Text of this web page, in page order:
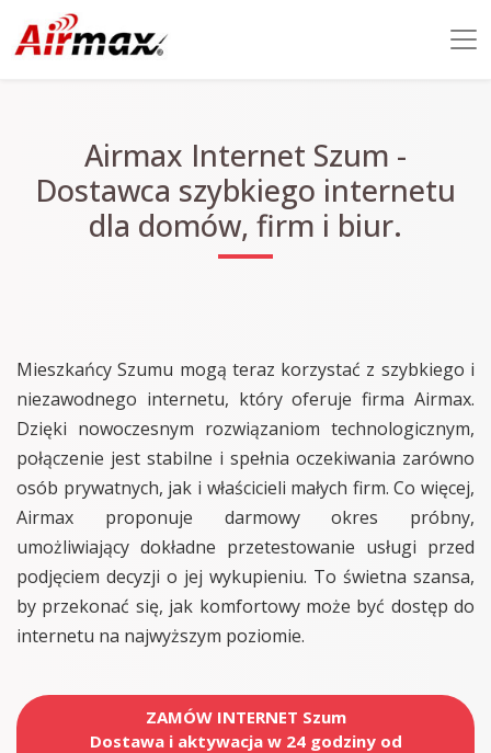
Airmax Internet Szum -
Dostawca szybkiego internetu
dla domów, firm i biur.
Mieszkańcy Szumu mogą teraz korzystać z szybkiego i
niezawodnego internetu, który oferuje firma Airmax.
Dzięki nowoczesnym rozwiązaniom technologicznym,
połączenie jest stabilne i spełnia oczekiwania zarówno
osób prywatnych, jak i właścicieli małych firm. Co więcej,
Airmax proponuje darmowy okres próbny,
umożliwiający dokładne przetestowanie usługi przed
podjęciem decyzji o jej wykupieniu. To świetna szansa,
by przekonać się, jak komfortowy może być dostęp do
internetu na najwyższym poziomie.
ZAMÓW INTERNET Szum
Dostawa i aktywacja w 24 godziny od